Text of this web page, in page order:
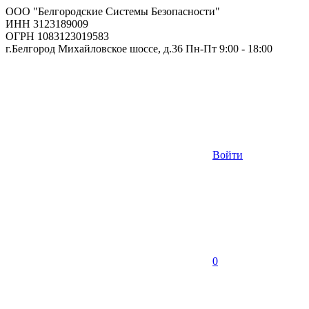
ООО "Белгородские Системы Безопасности"
ИНН 3123189009
ОГРН 1083123019583
г.Белгород Михайловское шоссе, д.36 Пн-Пт 9:00 - 18:00
Войти
0